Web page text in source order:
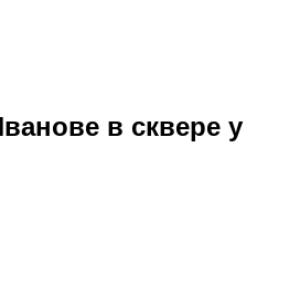
в сквере у